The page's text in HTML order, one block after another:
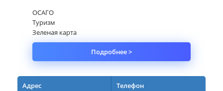
ОСАГО
Туризм
Зеленая карта
Подробнее >
Адрес Телефон